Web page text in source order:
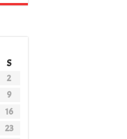
S
2
9
16
23